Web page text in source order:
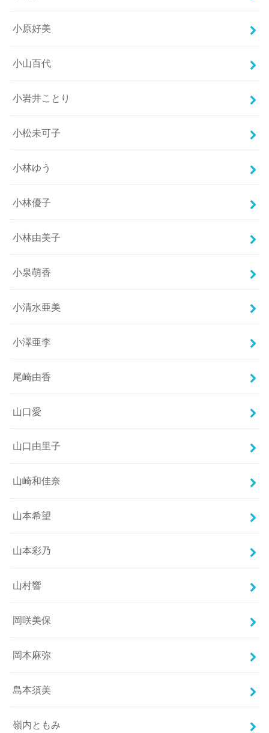
小原好美
小山百代
小岩井ことり
小松未可子
小林ゆう
小林優子
小林由美子
小泉萌香
小清水亜美
小澤亜李
尾崎由香
山口愛
山口由里子
山崎和佳奈
山本希望
山本彩乃
山村響
岡咲美保
岡本麻弥
島本須美
嶺内ともみ